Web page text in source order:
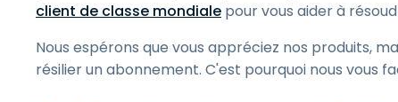
client de classe mondiale pour vous aider à
Nous espérons que vous appréciez nos produits,
résilier un abonnement. C'est pourquoi nous vous